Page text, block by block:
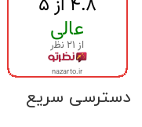
دسترسی سریع